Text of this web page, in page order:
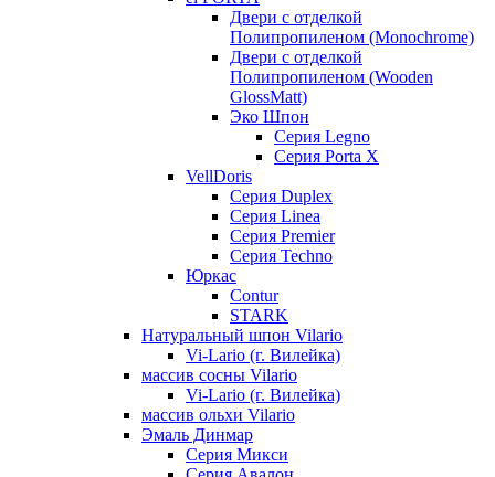
Двери с отделкой
Полипропиленом (Monochrome)
Двери с отделкой
Полипропиленом (Wooden
GlossMatt)
Эко Шпон
Серия Legno
Серия Porta X
VellDoris
Серия Duplex
Серия Linea
Серия Premier
Серия Techno
Юркас
Contur
STARK
Натуральный шпон Vilario
Vi-Lario (г. Вилейка)
массив сосны Vilario
Vi-Lario (г. Вилейка)
массив ольхи Vilario
Эмаль Динмар
Серия Микси